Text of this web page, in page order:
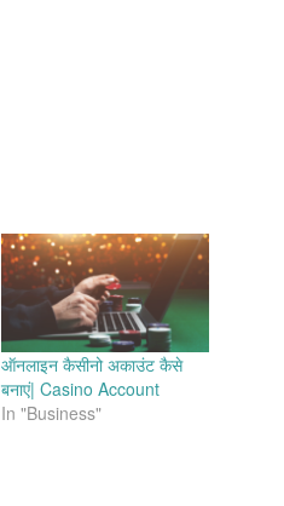
ऑनलाइन कैसीनो अकाउंट कैसे
बनाएं| Casino Account
In "Business"